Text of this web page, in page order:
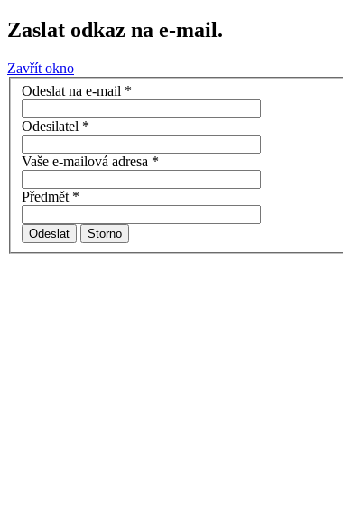
Zaslat odkaz na e-mail.
Zavřít okno
Odeslat na e-mail *
Odesilatel *
Vaše e-mailová adresa *
Předmět*
Odeslat Storno